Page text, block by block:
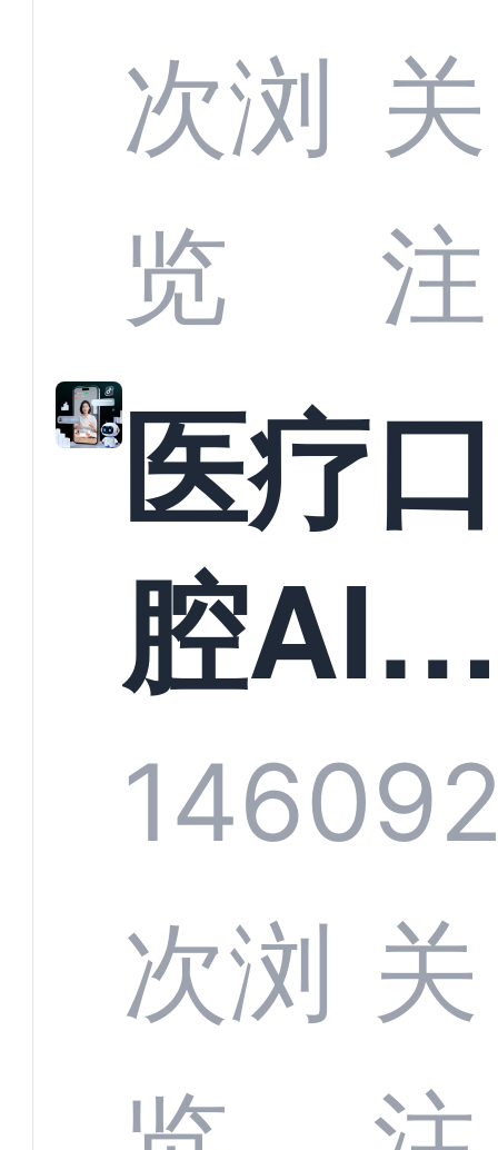
定义行
业标
准？
CRM
何助力
教育机
构实现
规模化
增长与
数字化
次浏
览
关
注
医疗口
腔AI
服系统
全渠道
1460
次浏 关